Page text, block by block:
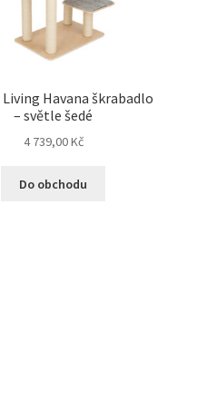
Havana škrabadlo
– světle šedé
4 739,00Kč
Do obchodu